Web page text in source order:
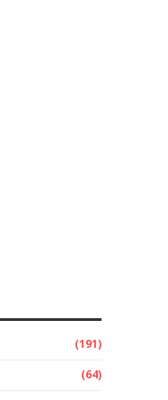
(191)
(64)